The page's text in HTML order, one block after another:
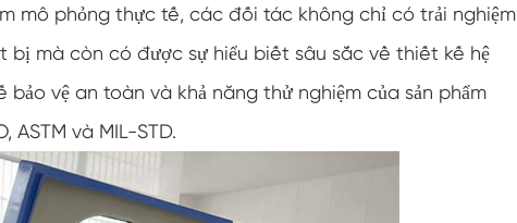
Buồng độ ẩm nóng lạnh
Buồng kiểm tra thời hạn sử dụng
Buồng thử nghiệm khí hậu và phun muối kết
hợp
mô phỏng thực tế, các đối tác không chỉ có trải nghiệm
mà còn có được sự hiểu biết sâu sắc về thiết kế hệ
vệ an toàn và khả năng thử nghiệm của sản phẩm
ASTM và MIL-STD.